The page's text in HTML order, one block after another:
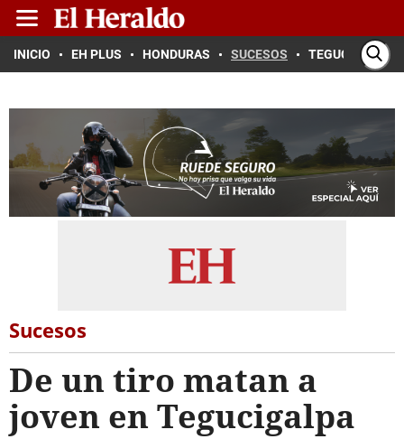
INICIO EH PLUS HONDURAS SUCESOS TEGUCIGALPA
Sucesos
De un tiro matan a
joven en Tegucigalpa